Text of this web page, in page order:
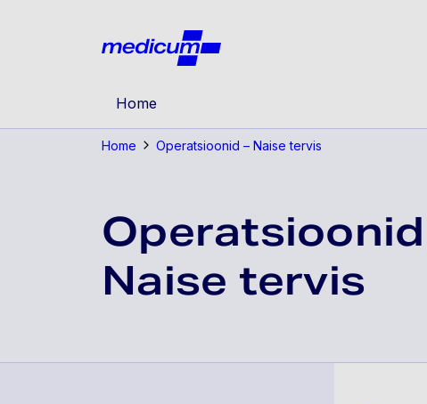
Medicum
Home
Home Operatsioonid – Naise tervis
Naise tervis